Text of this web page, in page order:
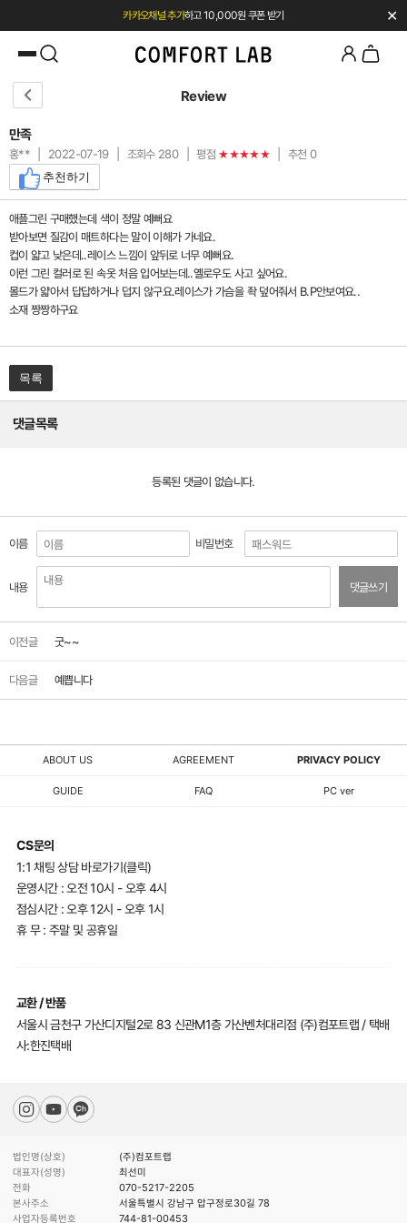
카카오채널 추가하고 10,000원 쿠폰 받기
첫 구매 시 베스트셀러 50% 즉시 할인
✕
Review
만족
홍** 2022-07-19 조회수 280 평점 ★★★★★ 추천 0
추천하기
애플그린 구매했는데 색이 정말 예뻐요
받아보면 질감이 매트하다는 말이 이해가 가네요.
컵이 얇고 낮은데..레이스 느낌이 앞뒤로 너무 예뻐요.
이런 그린 컬러로 된 속옷 처음 입어보는데..옐로우도 사고 싶어요.
몰드가 얇아서 답답하거나 덥지 않구요.레이스가 가슴을 좍 덮어줘서 B.P안보여요..
소재 짱짱하구요
목록
댓글목록
등록된 댓글이 없습니다.
이름 비밀번호
내용 댓글쓰기
이전글 굿~~
다음글 예쁩니다
ABOUT US AGREEMENT PRIVACY POLICY
GUIDE FAQ PC ver
CS문의
1:1 채팅 상담 바로가기(클릭)
운영시간 : 오전 10시 - 오후 4시
점심시간 : 오후 12시 - 오후 1시
휴 무 : 주말 및 공휴일
교환 / 반품
서울시 금천구 가산디지털2로 83 신관M1층 가산벤처대리점 (주)컴포트랩 / 택배
사:한진택배
법인명(상호)
(주)컴포트랩
대표자(성명)
최선미
전화
070-5217-2205
본사주소
서울특별시 강남구 압구정로30길 78
사업자등록번호
744-81-00453